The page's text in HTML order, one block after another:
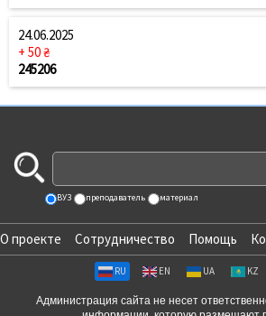
24.06.2025
+ 50 ₴
245206
ВУЗ преподаватель материал
О проекте Сотрудничество Помощь
RU EN UA KZ
Администрация сайта не несет